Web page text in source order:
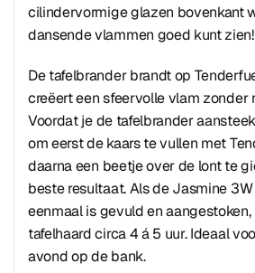
cilindervormige glazen bovenkant
dansende vlammen goed kunt zien!
De tafelbrander brandt op
creëert een sfeervolle vlam zonder
Voordat je de tafelbrander
om eerst de kaars te vullen met
daarna een beetje over de lont te
beste resultaat. Als de Jasmine
eenmaal is gevuld en
tafelhaard circa 4 á 5 uur. Ideaal
avond op de bank.